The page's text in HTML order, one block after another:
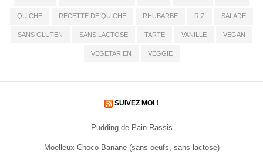
QUICHE RECETTE DE QUICHE RHUBARBE RIZ SALADE
SANS GLUTEN SANS LACTOSE TARTE VANILLE VEGAN
VEGETARIEN VEGGIE
SUIVEZ MOI !
Pudding de Pain Rassis
Moelleux Choco-Banane (sans oeufs, sans lactose)